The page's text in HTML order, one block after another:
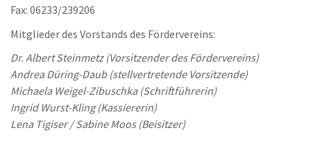
Fax: 06233/239206
Mitglieder des Vorstands des Fördervereins:
Dr. Albert Steinmetz (Vorsitzender des Fördervereins)
Andrea Düring-Daub (stellvertretende Vorsitzende)
Michaela Weigel-Zibuschka (Schriftführerin)
Ingrid Wurst-Kling (Kassiererin)
Lena Tigiser / Sabine Moos (Beisitzer)